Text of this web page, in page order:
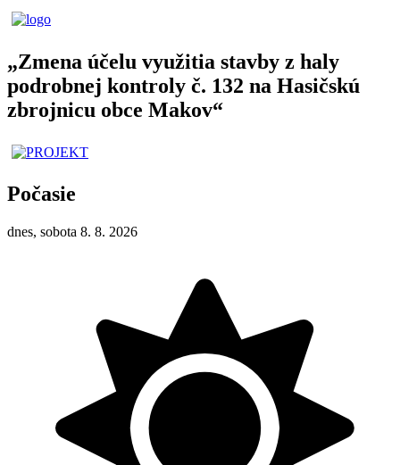
„Zmena účelu využitia stavby z haly
podrobnej kontroly č. 132 na Hasičskú
zbrojnicu obce Makov“
Počasie
dnes, sobota 8. 8. 2026